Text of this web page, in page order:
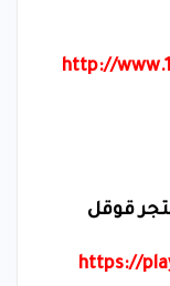
http://
قوقل
https://